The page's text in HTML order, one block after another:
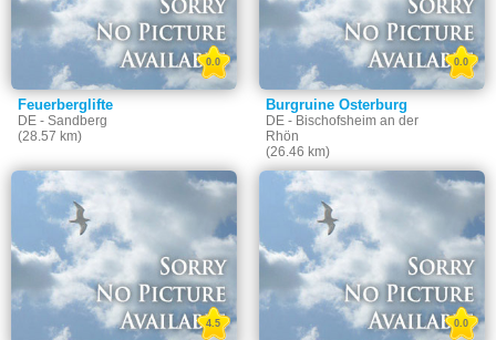
Feuerberglifte
DE - Sandberg
(28.57 km)
0.0
Burgruine Osterburg
DE - Bischofsheim an der
Rhön
(26.46 km)
0.0
4.5 0.0